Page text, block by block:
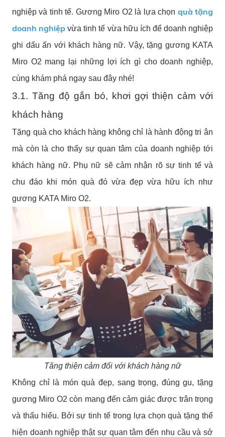
nghiệp và tinh tế. Gương Miro O2 là lựa chọn quà tặng
doanh nghiệp vừa tinh tế vừa hữu ích để doanh nghiệp
ghi dấu ấn với khách hàng nữ. Vậy, tặng gương KATA
Miro O2 mang lại những lợi ích gì cho doanh nghiệp,
cùng khám phá ngay sau đây nhé!
3.1. Tăng độ gắn bó, khơi gợi thiện cảm với
khách hàng
Tặng quà cho khách hàng không chỉ là hành động tri ân
mà còn là cho thấy sự quan tâm của doanh nghiệp tới
khách hàng nữ. Phụ nữ sẽ cảm nhận rõ sự tinh tế và
chu đáo khi món quà đó vừa đẹp vừa hữu ích như
gương KATA Miro O2.
Tăng thiện cảm đối với khách hàng nữ
Không chỉ là món quà đẹp, sang trọng, đúng gu, tặng
gương Miro O2 còn mang đến cảm giác được trân trọng
và thấu hiểu. Bởi sự tinh tế trong lựa chọn quà tặng thể
hiện doanh nghiệp thật sự quan tâm đến nhu cầu và sở